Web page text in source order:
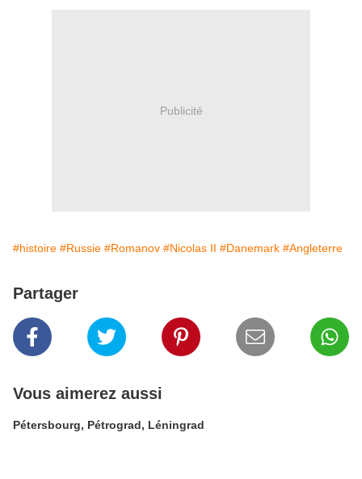
Publicité
#histoire #Russie #Romanov #Nicolas II #Danemark #Angleterre
Partager
Vous aimerez aussi
Pétersbourg, Pétrograd, Léningrad